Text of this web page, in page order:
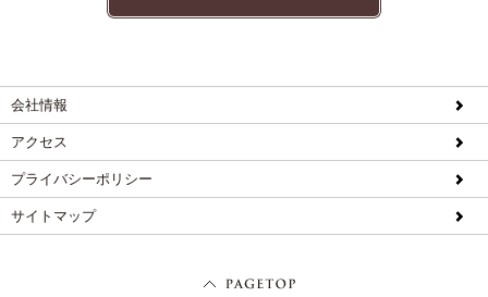
会社情報
アクセス
プライバシーポリシー
サイトマップ